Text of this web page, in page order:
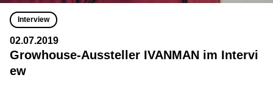
Interview
02.07.2019
Growhouse-Aussteller IVANMAN im Intervi
ew